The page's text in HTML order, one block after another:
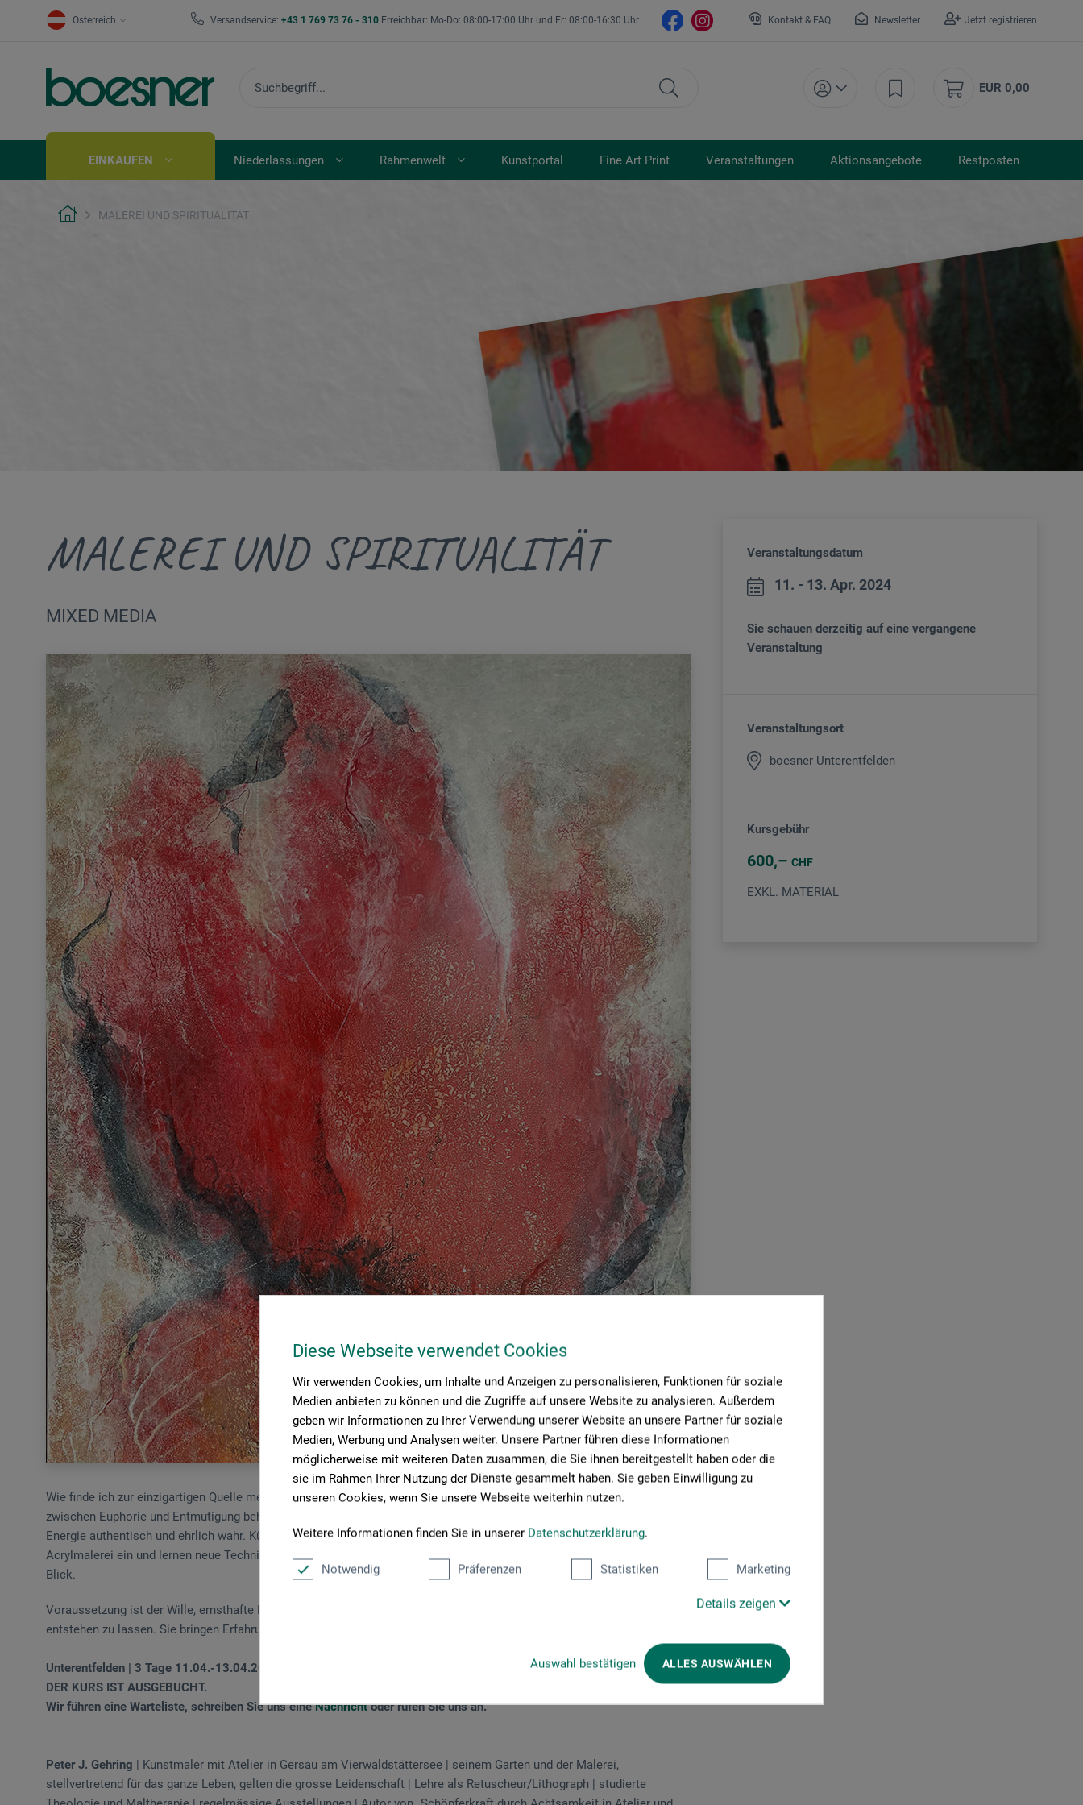
Diese Webseite verwendet Cookies
Wir verwenden Cookies, um Inhalte und Anzeigen zu personalisieren, Funktionen für soziale
Medien anbieten zu können und die Zugriffe auf unsere Website zu analysieren. Außerdem
geben wir Informationen zu Ihrer Verwendung unserer Website an unsere Partner für soziale
Medien, Werbung und Analysen weiter. Unsere Partner führen diese Informationen
möglicherweise mit weiteren Daten zusammen, die Sie ihnen bereitgestellt haben oder die
sie im Rahmen Ihrer Nutzung der Dienste gesammelt haben. Sie geben Einwilligung zu
unseren Cookies, wenn Sie unsere Webseite weiterhin nutzen.
Weitere Informationen finden Sie in unserer Datenschutzerklärung.
Notwendig Präferenzen Statistiken Marketing
Details zeigen
Auswahl bestätigen ALLES AUSWÄHLEN
Österreich Versandservice: +43 1 769 73 76 - 310 Erreichbar: Mo-Do: 08:00-17:00 Uhr und Fr: 08:00-16:30 Uhr Kontakt & FAQ Newsletter Jetzt registrieren
EUR 0,00
EINKAUFEN Niederlassungen Rahmenwelt Kunstportal Fine Art Print Veranstaltungen Aktionsangebote Restposten
MALEREI UND SPIRITUALITÄT
MALEREI UND SPIRITUALITÄT
MIXED MEDIA
Wie finde ich zur einzigartigen Quelle meiner Malerei? Wie schaffe ich eigene und unverwechselbare Bilder? Es gilt
zwischen Euphorie und Entmutigung beharrlich das Eigene voranzubringen! In diesem Kurs nehmen wir unsere malerische
Energie authentisch und ehrlich wahr. Künstlerisches Schaffen ist spirituell. Wir setzen vielfältige Methoden der
Acrylmalerei ein und lernen neue Techniken kennen. Dabei behalten wir den Weg zur Quelle unserer Einzigartigkeit im
Blick.
Voraussetzung ist der Wille, ernsthafte Bilder aus der eigenen Tiefe und Sehnsucht mit künstlerischem Anspruch
entstehen zu lassen. Sie bringen Erfahrung in der Malerei mit.
Unterentfelden | 3 Tage 11.04.-13.04.2024
DER KURS IST AUSGEBUCHT.
Wir führen eine Warteliste, schreiben Sie uns eineNachrichtoder rufen Sie uns an.
Peter J. Gehring | Kunstmaler mit Atelier in Gersau am Vierwaldstättersee | seinem Garten und der Malerei,
stellvertretend für das ganze Leben, gelten die grosse Leidenschaft | Lehre als Retuscheur/Lithograph | studierte
Veranstaltungsdatum
11. - 13. Apr. 2024
Sie schauen derzeitig auf eine vergangene
Veranstaltung
Veranstaltungsort
boesner Unterentfelden
Kursgebühr
600 CHF
EXKL. MATERIAL